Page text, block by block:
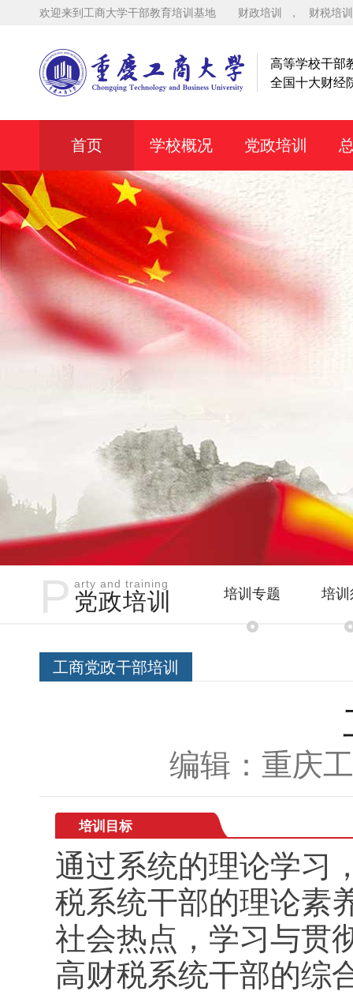
欢迎来到工商大学干部教育培训基地 财政培训 ， 财税培训
高等学校干部
全国十大财经
首页 学校概况 党政培训
P arty and training
党政培训 培训专题 培
工商党政干部培训
编辑：重庆
培训目标
通过系统的理论学习
税系统干部的理论素
社会热点，学习与贯
高财税系统干部的综